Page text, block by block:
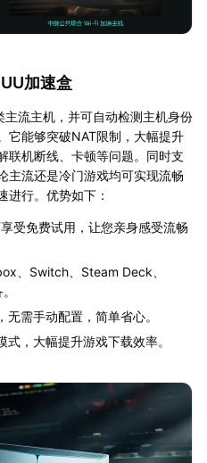
加速盒
流主机，并可自动检测主机身份
它能够突破NAT限制，大幅提升
联机断线、卡顿等问题。同时支
主流还是冷门游戏均可实现流畅
进行。优势如下：
受免费试用，让您亲身感受流畅
、Switch、Steam Deck、
无需手动配置，简单省心。
式，大幅提升游戏下载效率。